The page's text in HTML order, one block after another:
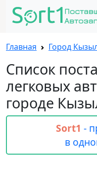
Главная Город
Список
легковых
городе
Sort1 -
в